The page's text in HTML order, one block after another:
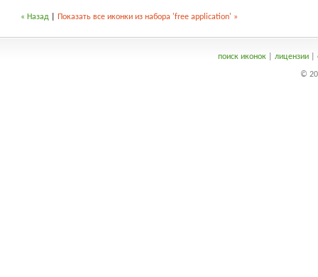
« Назад Показать все иконки из набора 'free application' »
поиск иконок| лицензии|
©